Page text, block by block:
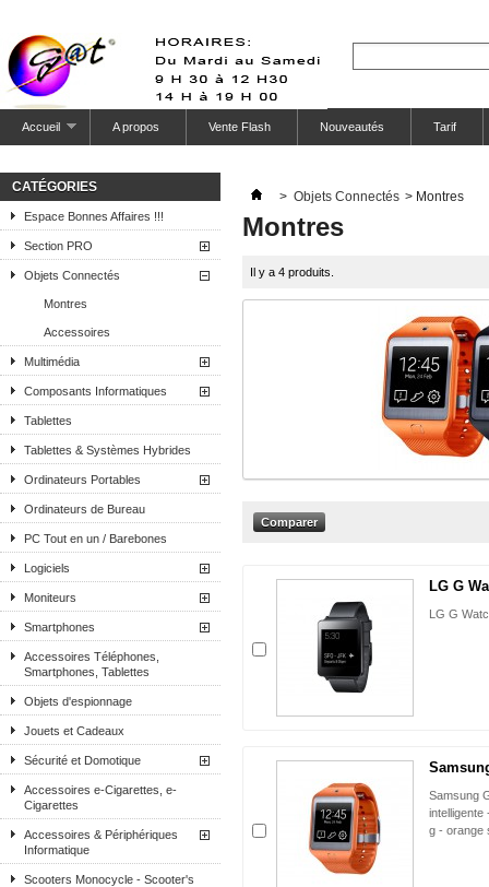
Accueil A propos Vente Flash Nouveautés Tarif
CATÉGORIES
Espace Bonnes Affaires !!!
Section PRO
Objets Connectés
Montres
Accessoires
Multimédia
Composants Informatiques
Tablettes
Tablettes & Systèmes Hybrides
Ordinateurs Portables
Ordinateurs de Bureau
PC Tout en un / Barebones
Logiciels
Moniteurs
Smartphones
Accessoires Téléphones,
Smartphones, Tablettes
Objets d'espionnage
Jouets et Cadeaux
Sécurité et Domotique
Accessoires e-Cigarettes, e-
Cigarettes
Accessoires & Périphériques
Informatique
Scooters Monocycle - Scooter's
> Objets Connectés > Montres
Montres
Il y a 4 produits.
LG G
LG G
Samsung
intelligente
g - orange